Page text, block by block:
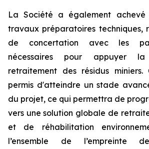
La Société a également
travaux préparatoires techniques,
de concertation avec les
nécessaires pour appuyer
retraitement des résidus
permis d'atteindre un stade
du projet, ce qui permettra de
vers une solution globale de
et de réhabilitation
l’ensemble de l’empreinte